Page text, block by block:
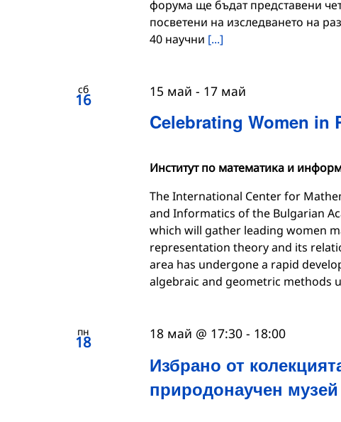
форума ще бъдат представени
посветени на изследването на
40 научни [...]
сб
16
Celebrating Women in
15 май - 17 май
Институт по математика и
The International Center for
and Informatics of the Bulgarian
which will gather leading women
representation theory and its
area has undergone a rapid
algebraic and geometric methods
пн
18
Избрано от
природонаучен
18 май @ 17:30- 18:00